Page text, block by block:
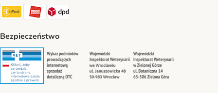
Paczkomat® Shipping Method
ORLEN Paczka Shipping Method
DPD Shipping Method
Bezpieczeństwo
Security Security Security